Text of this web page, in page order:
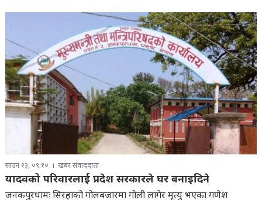
साउन २३, ०९:१० खबर संवाददाता
यादवको परिवारलाई प्रदेश सरकारले घर बनाइदिने
जनकपुरधामः सिरहाको गोलबजारमा गोली लागेर मृत्यु भएका गणेश